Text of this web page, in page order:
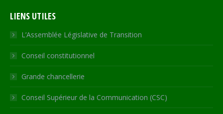
opens
in
new
window
opens
in
new
window
opens
in
new
window
in
new
window
opens
in
new
LIENS UTILES
L’Assemblée Législative de Transition
Conseil constitutionnel
Grande chancellerie
Conseil Supérieur de la Communication (CSC)